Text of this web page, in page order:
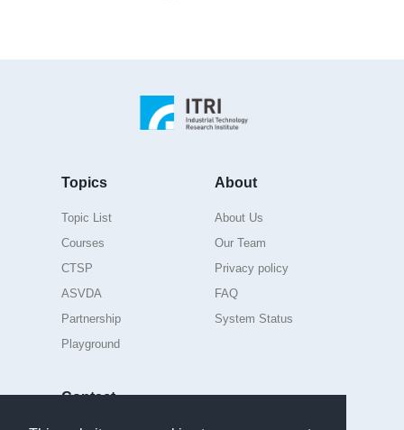
Topics
Topic List
Courses
CTSP
ASVDA
Partnership
Playground
About
About Us
Our Team
Privacy policy
FAQ
System Status
Contact